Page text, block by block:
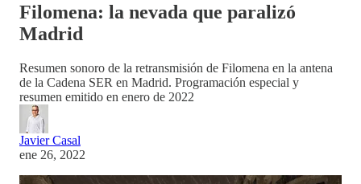
Filomena: la nevada que paralizó
Madrid
Resumen sonoro de la retransmisión de Filomena en la antena
de la Cadena SER en Madrid. Programación especial y
resumen emitido en enero de 2022
Javier Casal
ene 26, 2022